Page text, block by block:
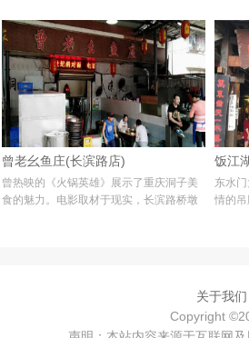
曾老幺鱼庄(长滨路店)
曾热映的《火锅英雄》展示了重庆洞子美
食的魅力。电影取材于现实，长滨路桥墩
饭江
东水
情的
关于我们
Copyright